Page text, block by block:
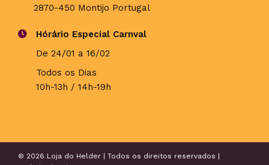
2870-450 Montijo Portugal
Hórário Especial Carnval
De 24/01 a 16/02
Todos os Dias
10h-13h / 14h-19h
© 2026 Loja do Helder | Todos os direitos reservados |